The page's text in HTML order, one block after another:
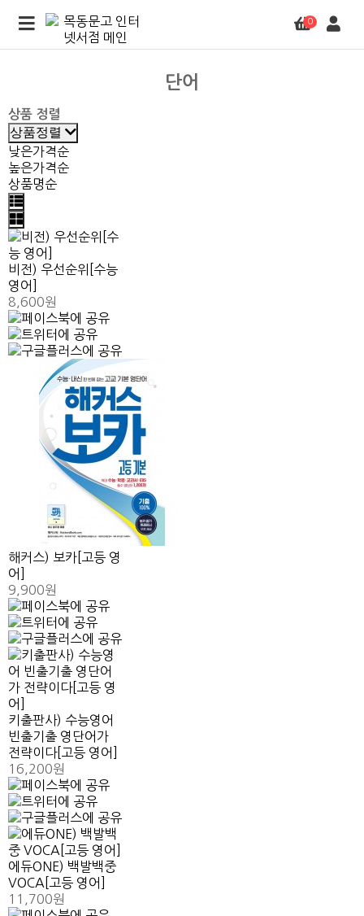
0
단어
상품 정렬
상품정렬
낮은가격순
높은가격순
상품명순
비전) 우선순위[수능
영어]
8,600원
해커스) 보카[고등 영
어]
9,900원
키출판사) 수능영어
빈출기출 영단어가
전략이다[고등 영어]
16,200원
에듀ONE) 백발백중
VOCA[고등 영어]
11,700원